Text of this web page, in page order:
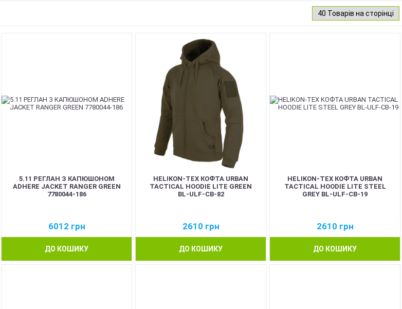
5.11 РЕГЛАН З КАПЮШОНОМ
ADHERE JACKET RANGER GREEN
7780044-186
6012 грн
ДО КОШИКУ
HELIKON-TEX КОФТА URBAN
TACTICAL HOODIE LITE GREEN
BL-ULF-CB-82
2610 грн
ДО КОШИКУ
HELIKON-TEX КОФТА URBAN
TACTICAL HOODIE LITE STEEL
GREY BL-ULF-CB-19
2610 грн
ДО КОШИКУ